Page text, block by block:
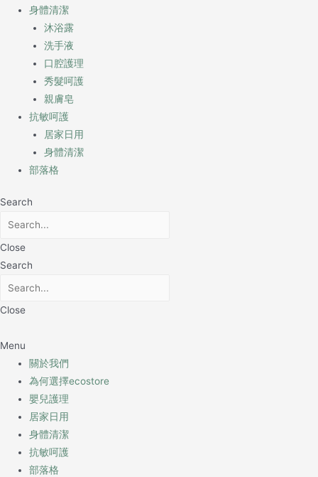
身體清潔
沐浴露
洗手液
口腔護理
秀髮呵護
親膚皂
抗敏呵護
居家日用
身體清潔
部落格
Search
Close
Search
Close
Menu
關於我們
為何選擇ecostore
嬰兒護理
居家日用
身體清潔
抗敏呵護
部落格